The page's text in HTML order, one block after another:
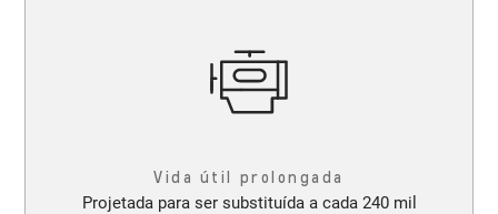
Vida útil prolongada
Projetada para ser substituída a cada 240 mil